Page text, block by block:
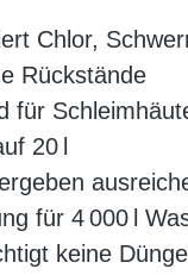
Chlor,
Rückstände
für
20 l
für 4 000 l
keine